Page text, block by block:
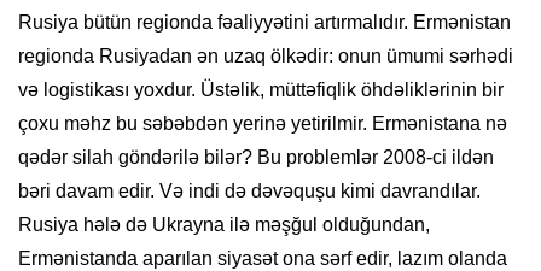
Rusiya bütün regionda fəaliyyətini artırmalıdır. Ermənistan
regionda Rusiyadan ən uzaq ölkədir: onun ümumi sərhədi
və logistikası yoxdur. Üstəlik, müttəfiqlik öhdəliklərinin bir
çoxu məhz bu səbəbdən yerinə yetirilmir. Ermənistana nə
qədər silah göndərilə bilər? Bu problemlər 2008-ci ildən
bəri davam edir. Və indi də dəvəquşu kimi davrandılar.
Rusiya hələ də Ukrayna ilə məşğul olduğundan,
Ermənistanda aparılan siyasət ona sərf edir, lazım olanda